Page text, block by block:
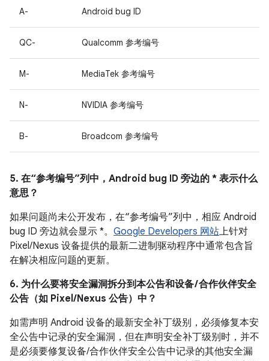
A- Android bug ID
QC- Qualcomm 参考编号
M- MediaTek 参考编号
N- NVIDIA 参考编号
B- Broadcom 参考编号
5. 在“参考编号”列中，Android bug ID 旁边的 * 表示什么
意思？
如果问题尚未公开发布，在“参考编号”列中，相应 Android
bug ID 旁边就会显示 *。 Google Developers 网站上针对
Pixel/Nexus 设备提供的最新二进制驱动程序中通常包含旨
在解决相应问题的更新。
6. 为什么要将安全漏洞拆分到本公告和设备 / 合作伙伴安全
公告（如 Pixel/Nexus 公告）中？
如需声明 Android 设备的最新安全补丁级别，必须修复本安
全公告中记录的安全漏洞，但在声明安全补丁级别时，并不
是必须要修复设备/合作伙伴安全公告中记录的其他安全漏